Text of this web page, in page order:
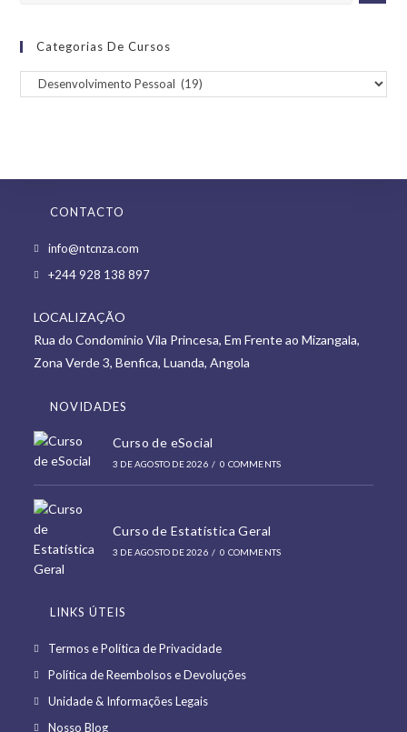
Categorias De Cursos
CONTACTO
info@ntcnza.com
in
tab
+244 928 138 897Opens
new
tab
LOCALIZAÇÃO
Rua do Condomínio Vila Princesa, Em Frente ao Mizangala,
Zona Verde 3, Benfica, Luanda, Angola
NOVIDADES
Curso de eSocial
3 DE AGOSTO DE 2026 / 0 COMMENTS
Curso de Estatística Geral
3 DE AGOSTO DE 2026 / 0 COMMENTS
LINKS ÚTEIS
Termos e Política de PrivacidadeOpens
in
Política de Reembolsos e DevoluçõesOpens
Unidade & Informações LegaisOpens
Nosso BlogOpens